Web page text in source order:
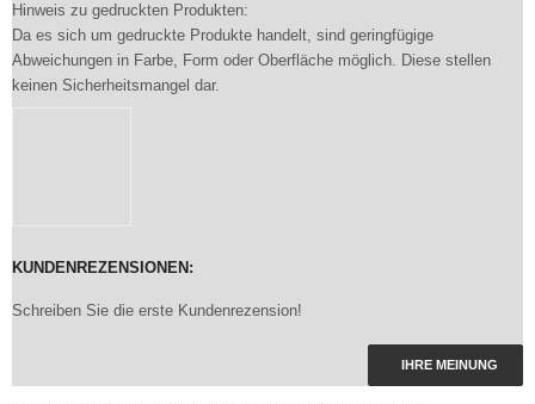
Hinweis zu gedruckten Produkten:
Da es sich um gedruckte Produkte handelt, sind geringfügige
Abweichungen in Farbe, Form oder Oberfläche möglich. Diese stellen
keinen Sicherheitsmangel dar.
KUNDENREZENSIONEN:
Schreiben Sie die erste Kundenrezension!
IHRE MEINUNG